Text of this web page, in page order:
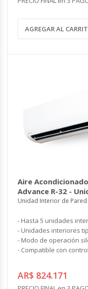
AGREGAR AL
Aire
Advance R-32 -
Unidad Interior de Pared
- Hasta 5 unidades
- Unidades interiores
- Modo de operación
- Compatible con
AR$ 824.171